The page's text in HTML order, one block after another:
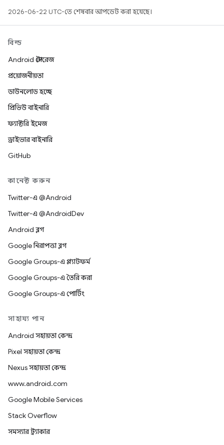
2026-06-22 UTC-তে শেষবার আপডেট করা হয়েছে।
বিল্ড
Android স্টোরেজ
প্রয়োজনীয়তা
ডাউনলোড হচ্ছে
প্রিভিউ বাইনারি
ফ্যাক্টরি ইমেজ
ড্রাইভার বাইনারি
GitHub
কানেক্ট করুন
Twitter-এ @Android
Twitter-এ @AndroidDev
Android ব্লগ
Google নিরাপত্তা ব্লগ
Google Groups-এ প্ল্যাটফর্ম
Google Groups-এ তৈরি করা
Google Groups-এ পোর্টিং
সাহায্য পান
Android সহায়তা কেন্দ্র
Pixel সহায়তা কেন্দ্র
Nexus সহায়তা কেন্দ্র
www.android.com
Google Mobile Services
Stack Overflow
সমস্যার ট্র্যাকার